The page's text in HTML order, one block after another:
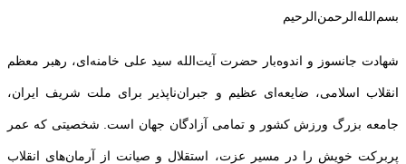
بسم‌الله‌الرحمن‌الرحیم
شهادت جانسوز و اندوه‌بار حضرت آیت‌الله سید علی خامنه‌ای، رهبر معظم
انقلاب اسلامی، ضایعه‌ای عظیم و جبران‌ناپذیر برای ملت شریف ایران،
جامعه بزرگ ورزش کشور و تمامی آزادگان جهان است. شخصیتی که عمر
پربرکت خویش را در مسیر عزت، استقلال و صیانت از آرمان‌های انقلاب